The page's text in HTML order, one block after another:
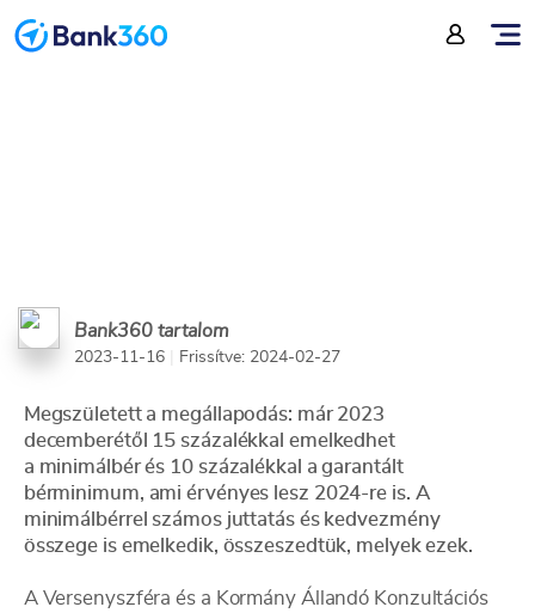
decembertől a minimálbér
Bank360 tartalom
2023-11-16 Frissítve: 2024-02-27
Megszületett a megállapodás: már 2023
decemberétől 15 százalékkal emelkedhet
a minimálbér és 10 százalékkal a garantált
bérminimum, ami érvényes lesz 2024-re is. A
minimálbérrel számos juttatás és kedvezmény
összege is emelkedik, összeszedtük, melyek ezek.
A Versenyszféra és a Kormány Állandó Konzultációs